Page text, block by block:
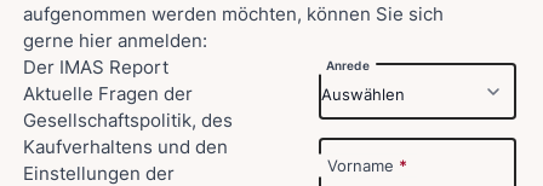
aufgenommen werden möchten, können Sie sich
gerne hier anmelden:
Der IMAS Report
Aktuelle Fragen der
Gesellschaftspolitik, des
Kaufverhaltens und den
Einstellungen der
Anrede
Vorname *